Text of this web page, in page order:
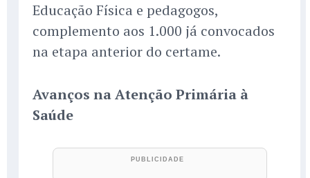
Educação Física e pedagogos,
complemento aos 1.000 já convocados
na etapa anterior do certame.
Avanços na Atenção Primária à
Saúde